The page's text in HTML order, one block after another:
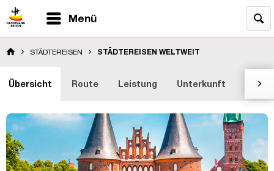
Menü
STÄDTEREISEN STÄDTEREISEN WELTWEIT
Übersicht Route Leistung Unterkunft 